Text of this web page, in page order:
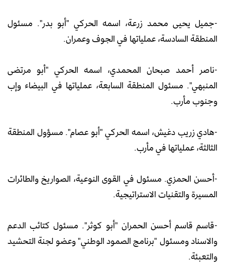
-جميل يحيى محمد زرعة، اسمه الحركي "أبو بدر". مسئول
المنطقة السادسة، عملياتها في الجوف وعمران.
-ناصر أحمد صبحان المحمدي، اسمه الحركي "أبو مرتضى
المنبهي". مسئول المنطقة السابعة، عملياتها في البيضاء وإب
وجنوب مأرب.
-هادي زريب دغيش، اسمه الحركي "أبو عصام". مسؤول المنطقة
الثالثة، عملياتها في مأرب.
-أحسن الحمزي. مسئول في القوى النوعية، الصواريخ والطائرات
المسيرة والتقنيات الاستراتيجية.
-قاسم قاسم أحسن الحمران "أبو كوثر". مسئول كتائب الدعم
والاسناد ومسئول "برنامج الصمود الوطني" وعضو لجنة التحشيد
والتعبئة.